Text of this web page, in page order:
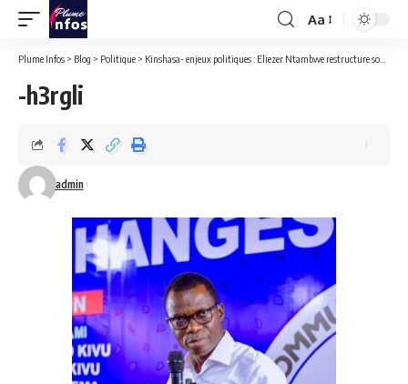
Font
Resizer
Aa
Plume Infos > Blog > Politique > Kinshasa- enjeux politiques : Eliezer Ntambwe restructure son parti Acr et fixe des objectifs pour une implantation effective sur toute l’étendue du pays.
-h3rgli
admin